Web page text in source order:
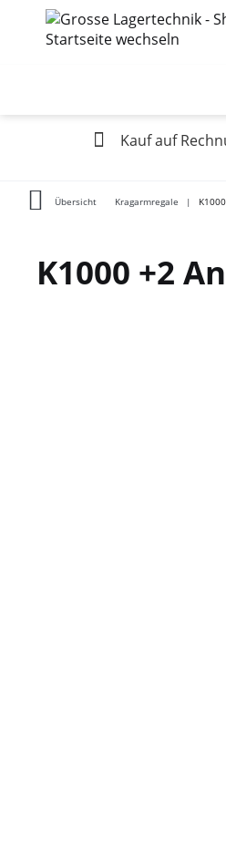
Kauf auf
Übersicht Kragarmregale K1000
K1000 +2